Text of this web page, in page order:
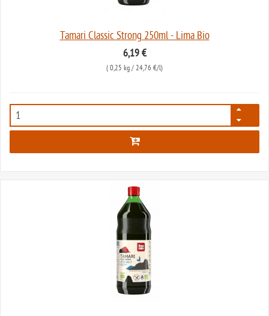
Tamari Classic Strong 250ml - Lima Bio
6,19 €
( 0,25 kg / 24,76 €/l)
237